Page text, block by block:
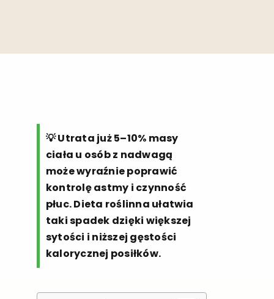
💡 Utrata już 5–10% masy
ciała u osób z nadwagą
może wyraźnie poprawić
kontrolę astmy i czynność
płuc. Dieta roślinna ułatwia
taki spadek dzięki większej
sytości i niższej gęstości
kalorycznej posiłków.